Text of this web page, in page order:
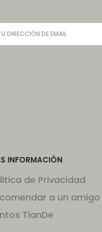
INFORMACIÓN
de Privacidad
a un amigo
TianDe